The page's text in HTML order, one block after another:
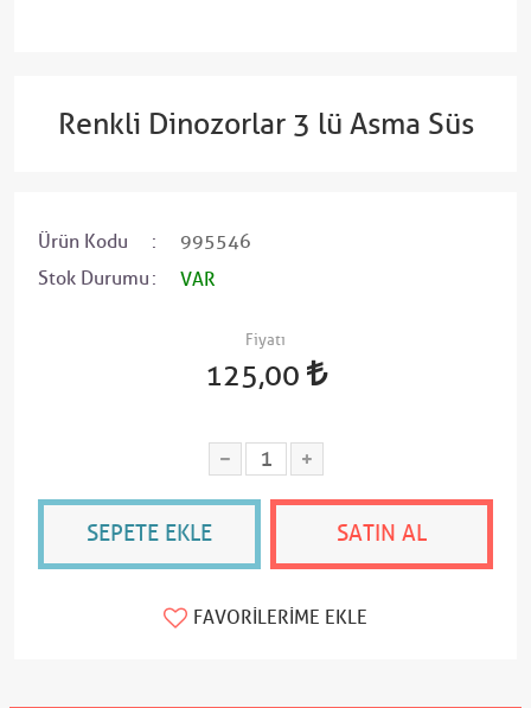
Renkli Dinozorlar 3 lü Asma Süs
Ürün Kodu
995546
Stok Durumu
VAR
Fiyatı
125,00
SEPETE EKLE SATIN AL
FAVORILERIME EKLE